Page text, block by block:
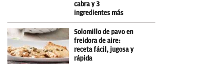
cabra y 3
ingredientes más
Solomillo de pavo en
freidora de aire:
receta fácil, jugosa y
rápida